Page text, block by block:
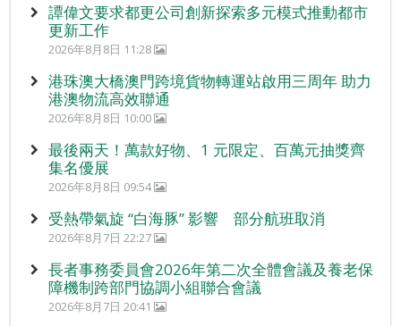
譚偉文要求都更公司創新探索多元模式推動都市
更新工作
2026年8月8日 11:28
港珠澳大橋澳門跨境貨物轉運站啟用三周年 助力
港澳物流高效聯通
2026年8月8日 10:00
最後兩天！萬款好物、1 元限定、百萬元抽獎齊
集名優展
2026年8月8日 09:54
受熱帶氣旋 “白海豚” 影響 部分航班取消
2026年8月7日 22:27
長者事務委員會2026年第二次全體會議及養老保
障機制跨部門協調小組聯合會議
2026年8月7日 20:41